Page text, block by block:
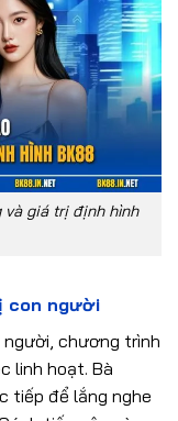
giá trị định hình
con người
chương trình
linh hoạt. Bà
tiếp để lắng nghe